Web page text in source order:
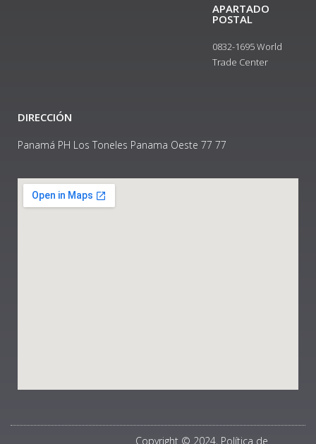
APARTADO
POSTAL
0832-1695 World
Trade Center
DIRECCIÓN
Panamá PH Los Toneles Panama Oeste 77 77
Copyright © 2024, Política de